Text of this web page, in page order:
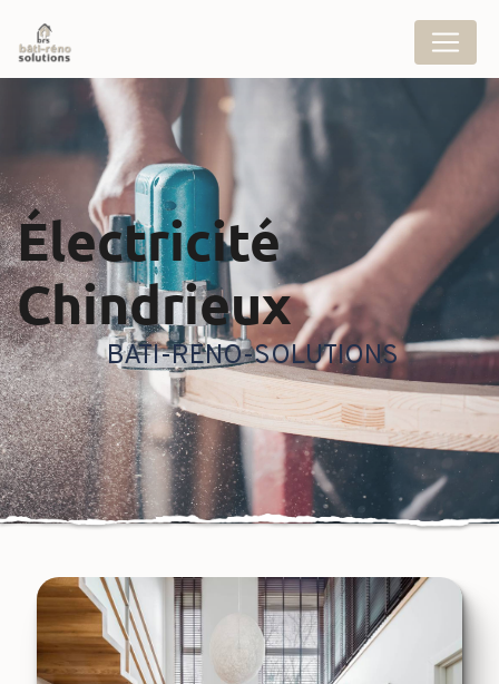
électricité
Chindrieux
BATI-RENO-SOLUTIONS